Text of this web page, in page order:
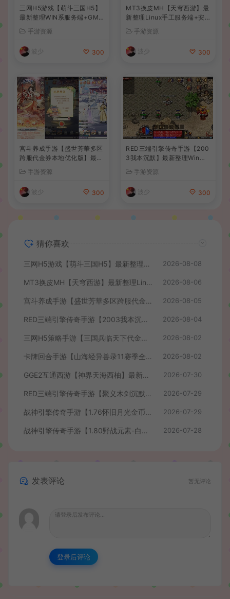
三网H5游戏【萌斗三国H5】
最新整理WIN系服务端+GM
手游资源
波少 300
MT3换皮MH【天穹西游】最
新整理Linux手工服务端+安
建教程+全套源码+视频教程
手游资源
波少 300
宫斗养成手游【盛世芳華多区
跨服代金券本地优化版】最新
手工服务端+CDK授权后台
+安卓+详细搭建教程
手游资源
波少 300
RED三端引擎传奇手游【200
3我本沉默】最新整理Win系
细搭建教程
手游资源
波少 300
猜你喜欢
三网H5游戏【萌斗三国H5】最新整理WIN系服务端+GM后台+详细搭建教程 2026-08-08
MT3换皮MH【天穹西游】最新整理Linux手工服务端+安卓苹果双端+GM后台+详细搭建教程+全套源码+视频教程 2026-08-06
宫斗养成手游【盛世芳華多区跨服代金券本地优化版】最新整理单机一键即玩端+Linux手工服务端+CDK授权后台+安卓+详细搭建教程 2026-08-05
RED三端引擎传奇手游【2003我本沉默】最新整理Win系服务端+安卓苹果PC三端+详细搭建教程 2026-08-04
三网H5策略手游【三国兵临天下代金券内购七合修复版】最新整理单机一键即玩镜像端+Linux手工服务端+管理后台+GM授权后台+简易安卓客户端+详细搭建教程+视频教程 2026-08-02
卡牌回合手游【山海经异兽录11赛季全人物代金券内购版】最新整理WIN系服务端+授权GM后台+管理后台+热更修改工具+安卓+详细搭建教程 2026-08-02
GGE2互通西游【神界天海西柚】最新整理Win系服务端+安卓苹果PC三端+内置GM工具+全套源码+详细搭建教程+视频教程 2026-07-30
RED三端引擎传奇手游【聚义木剑沉默高仿嘟嘟沉默】最新整理Win系服务端+安卓苹果PC三端+详细搭建教程 2026-07-29
战神引擎传奇手游【1.76怀旧月光金币版】最新整理Win系复古服务端+安卓苹果双端+GM授权物品后台+详细搭建教程 2026-07-29
战神引擎传奇手游【1.80野战元素-白猪7.2免授权】最新整理Win系特色服务端+安卓+GM授权物品后台+详细搭建教程 2026-07-28
发表评论 暂无评论
登录后评论